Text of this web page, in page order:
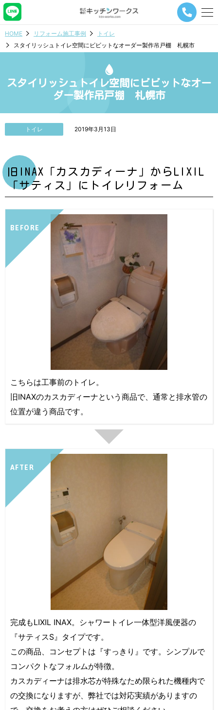
メ
ナ
シ
ボ
HOME リフォーム施工事例
トイレ
スタイリッシュトイレ空間にビビットなオーダー製作吊戸棚 札幌市
スタイリッシュトイレ空間にビビットなオー
ダー製作吊戸棚 札幌市
トイレ 2019年3月13日
旧INAX「カスカディーナ」からLIXIL
「サティス」にトイレリフォーム
BEFORE
こちらは工事前のトイレ。
旧INAXのカスカディーナという商品で、通常と排水管の
位置が違う商品です。
AFTER
完成もLIXIL INAX。シャワートイレ一体型洋風便器の
『サティスS』タイプです。
この商品、コンセプトは『すっきり』です。シンプルで
コンパクトなフォルムが特徴。
カスカディーナは排水芯が特殊なため限られた機種内で
の交換になりますが、弊社では対応実績がありますの